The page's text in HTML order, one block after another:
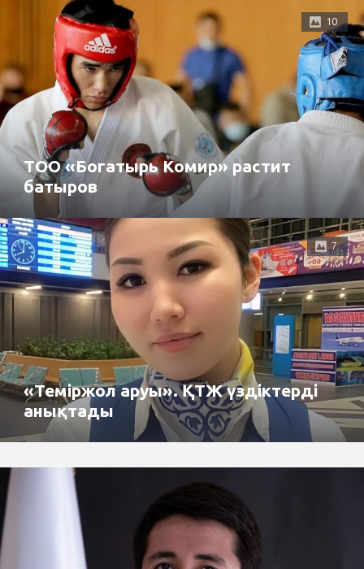
10
ТОО «Богатырь Комир» растит
батыров
7
«Теміржол аруы». ҚТЖ үздіктерді
анықтады